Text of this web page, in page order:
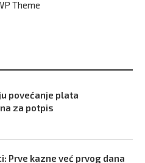
povećanje plata
za potpis
Prve kazne već prvog dana